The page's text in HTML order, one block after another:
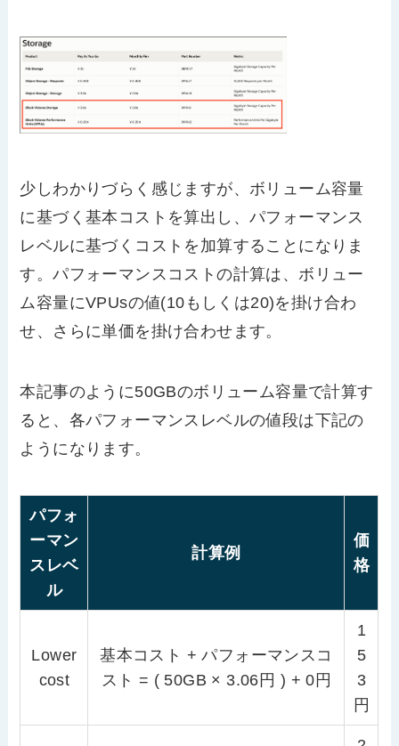
少しわかりづらく感じますが、ボリューム容量
に基づく基本コストを算出し、パフォーマンス
レベルに基づくコストを加算することになりま
す。パフォーマンスコストの計算は、ボリュー
ム容量にVPUsの値(10もしくは20)を掛け合わ
せ、さらに単価を掛け合わせます。
本記事のように50GBのボリューム容量で計算す
ると、各パフォーマンスレベルの値段は下記の
ようになります。
パフォ
ーマン
スレベ
ル
計算例
価
格
Lower
cost
基本コスト + パフォーマンスコ
スト = ( 50GB × 3.06円 ) + 0円
1
5
3
円